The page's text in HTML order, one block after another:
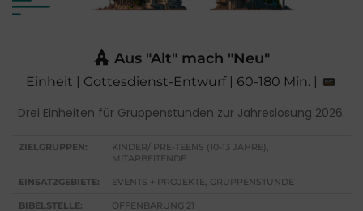
Aus "Alt" mach "Neu"
Einheit | Gottesdienst-Entwurf | 60-180 Min. |
Drei Einheiten für Gruppenstunden zur Jahreslosung 2026.
ZIELGRUPPEN:
KINDER/ PRE-TEENS (10-13 JAHRE),
MITARBEITENDE
EINSATZGEBIETE: EVENTS + PROJEKTE, GRUPPENSTUNDE
BIBELSTELLE: OFFENBARUNG 21